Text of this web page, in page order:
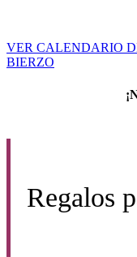
VER CALENDARIO
BIERZO
Regalos